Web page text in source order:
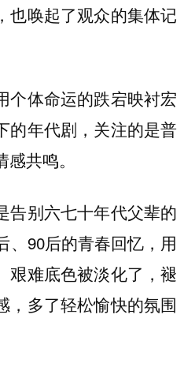
也唤起了观众的集体记
个体命运的跌宕映衬宏
的年代剧，关注的是普
共鸣。
告别六七十年代父辈的
、90后的青春回忆，用
艰难底色被淡化了，褪
，多了轻松愉快的氛围